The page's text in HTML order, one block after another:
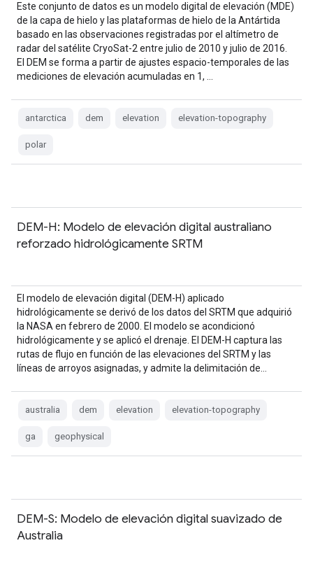
Este conjunto de datos es un modelo digital de elevación (MDE)
de la capa de hielo y las plataformas de hielo de la Antártida
basado en las observaciones registradas por el altímetro de
radar del satélite CryoSat-2 entre julio de 2010 y julio de 2016.
El DEM se forma a partir de ajustes espacio-temporales de las
mediciones de elevación acumuladas en 1, …
antarctica dem elevation elevation-topography
polar
DEM-H: Modelo de elevación digital australiano
reforzado hidrológicamente SRTM
El modelo de elevación digital (DEM-H) aplicado
hidrológicamente se derivó de los datos del SRTM que adquirió
la NASA en febrero de 2000. El modelo se acondicionó
hidrológicamente y se aplicó el drenaje. El DEM-H captura las
rutas de flujo en función de las elevaciones del SRTM y las
líneas de arroyos asignadas, y admite la delimitación de…
australia dem elevation elevation-topography
ga geophysical
DEM-S: Modelo de elevación digital suavizado de
Australia